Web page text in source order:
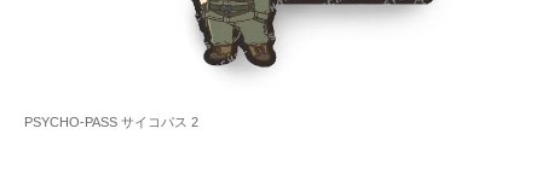
PSYCHO-PASS サイコパス 2